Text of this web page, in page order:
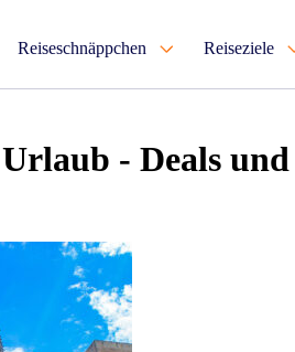
Reiseschnäppchen Reiseziele
- Deals und